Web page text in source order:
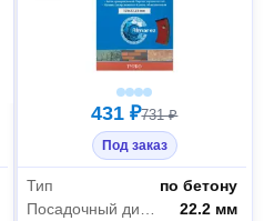
431 ₽731 ₽
Под заказ
Тип
по бетону
22.2 мм